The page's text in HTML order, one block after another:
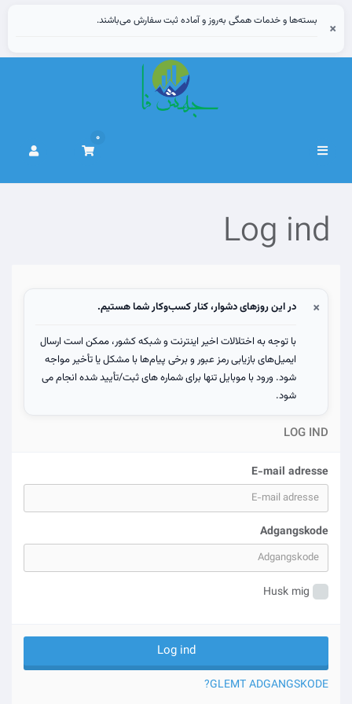
بسته‌ها و خدمات همگی به‌روز و آماده ثبت سفارش می‌باشند. ×
Skift
0
Log ind
در این روزهای دشوار، کنار کسب‌وکار شما هستیم.
با توجه به اختلالات اخیر اینترنت و شبکه کشور، ممکن است ارسال
ایمیل‌های بازیابی رمز عبور و برخی پیام‌ها با مشکل یا تأخیر مواجه
شود. ورود با موبایل تنها برای شماره های ثبت/تأیید شده انجام می
شود.
×
LOG IND
E-mail adresse
Adgangskode
GLEMT ADGANGSKODE?